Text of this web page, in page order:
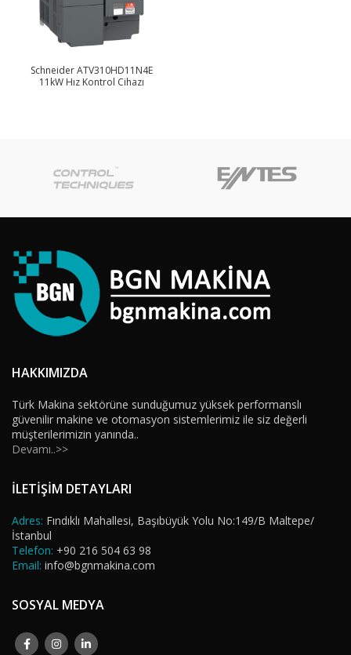
Schneider ATV310HD11N4E
11kW Hız Kontrol Cihazı
HAKKIMIZDA
Türk Makina sektörüne sunduğumuz yüksek performanslı
güvenilir makine ve otomasyon sistemlerimiz ile siz değerli
müşterilerimizin yanında..
Devamı..>>
İLETİŞİM DETAYLARI
Adres: Fındıklı Mahallesi, Başıbüyük Yolu No:149/B Maltepe/
İstanbul
Telefon: +90 216 504 63 98
Email: info@bgnmakina.com
SOSYAL MEDYA